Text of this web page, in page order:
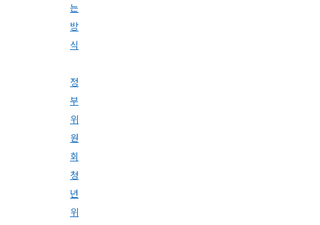
는
방
식
정
부
위
원
회
청
년
위